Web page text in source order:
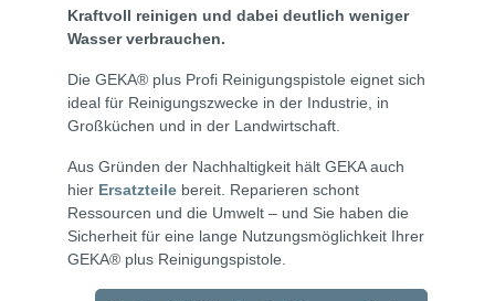
Kraftvoll reinigen und dabei deutlich weniger
Wasser verbrauchen.
Die GEKA® plus Profi Reinigungspistole eignet sich
ideal für Reinigungszwecke in der Industrie, in
Großküchen und in der Landwirtschaft.
Aus Gründen der Nachhaltigkeit hält GEKA auch
hier Ersatzteile bereit. Reparieren schont
Ressourcen und die Umwelt – und Sie haben die
Sicherheit für eine lange Nutzungsmöglichkeit Ihrer
GEKA® plus Reinigungspistole.